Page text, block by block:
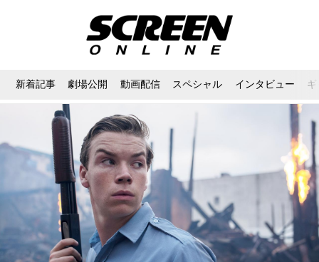
新着記事 劇場公開 動画配信 スペシャル インタビュー